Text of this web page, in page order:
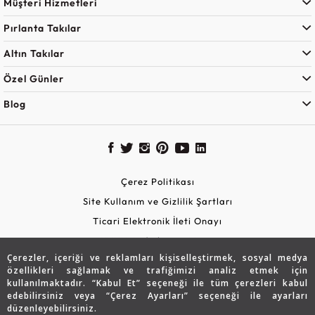
Çerezler, içeriği ve reklamları kişiselleştirmek, sosyal medya
özellikleri sağlamak ve trafiğimizi analiz etmek için
kullanılmaktadır. “Kabul Et” seçeneği ile tüm çerezleri kabul
edebilirsiniz veya “Çerez Ayarları” seçeneği ile ayarları
düzenleyebilirsiniz.
Pırlanta Takılar
Altın Takılar
Özel Günler
Blog
Çerez Politikası
Site Kullanım ve Gizlilik Şartları
Ticari Elektronik İleti Onayı
KVKK Aydınlatma Metni
Güvenli Alışveriş